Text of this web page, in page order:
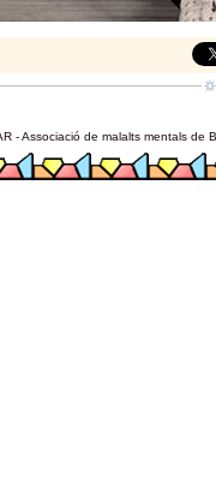
- Associació de malalts mentals de